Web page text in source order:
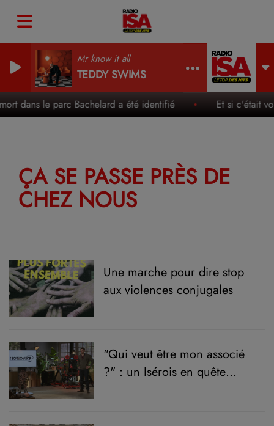
Mr know it all
TEDDY SWIMS
dans le parc Bachelard a été identifié Et si c'était
ÇA SE PASSE PRÈS DE
CHEZ NOUS
Une marche pour dire stop
aux violences conjugales
"Qui veut être mon associé
?" : un Isérois en quête